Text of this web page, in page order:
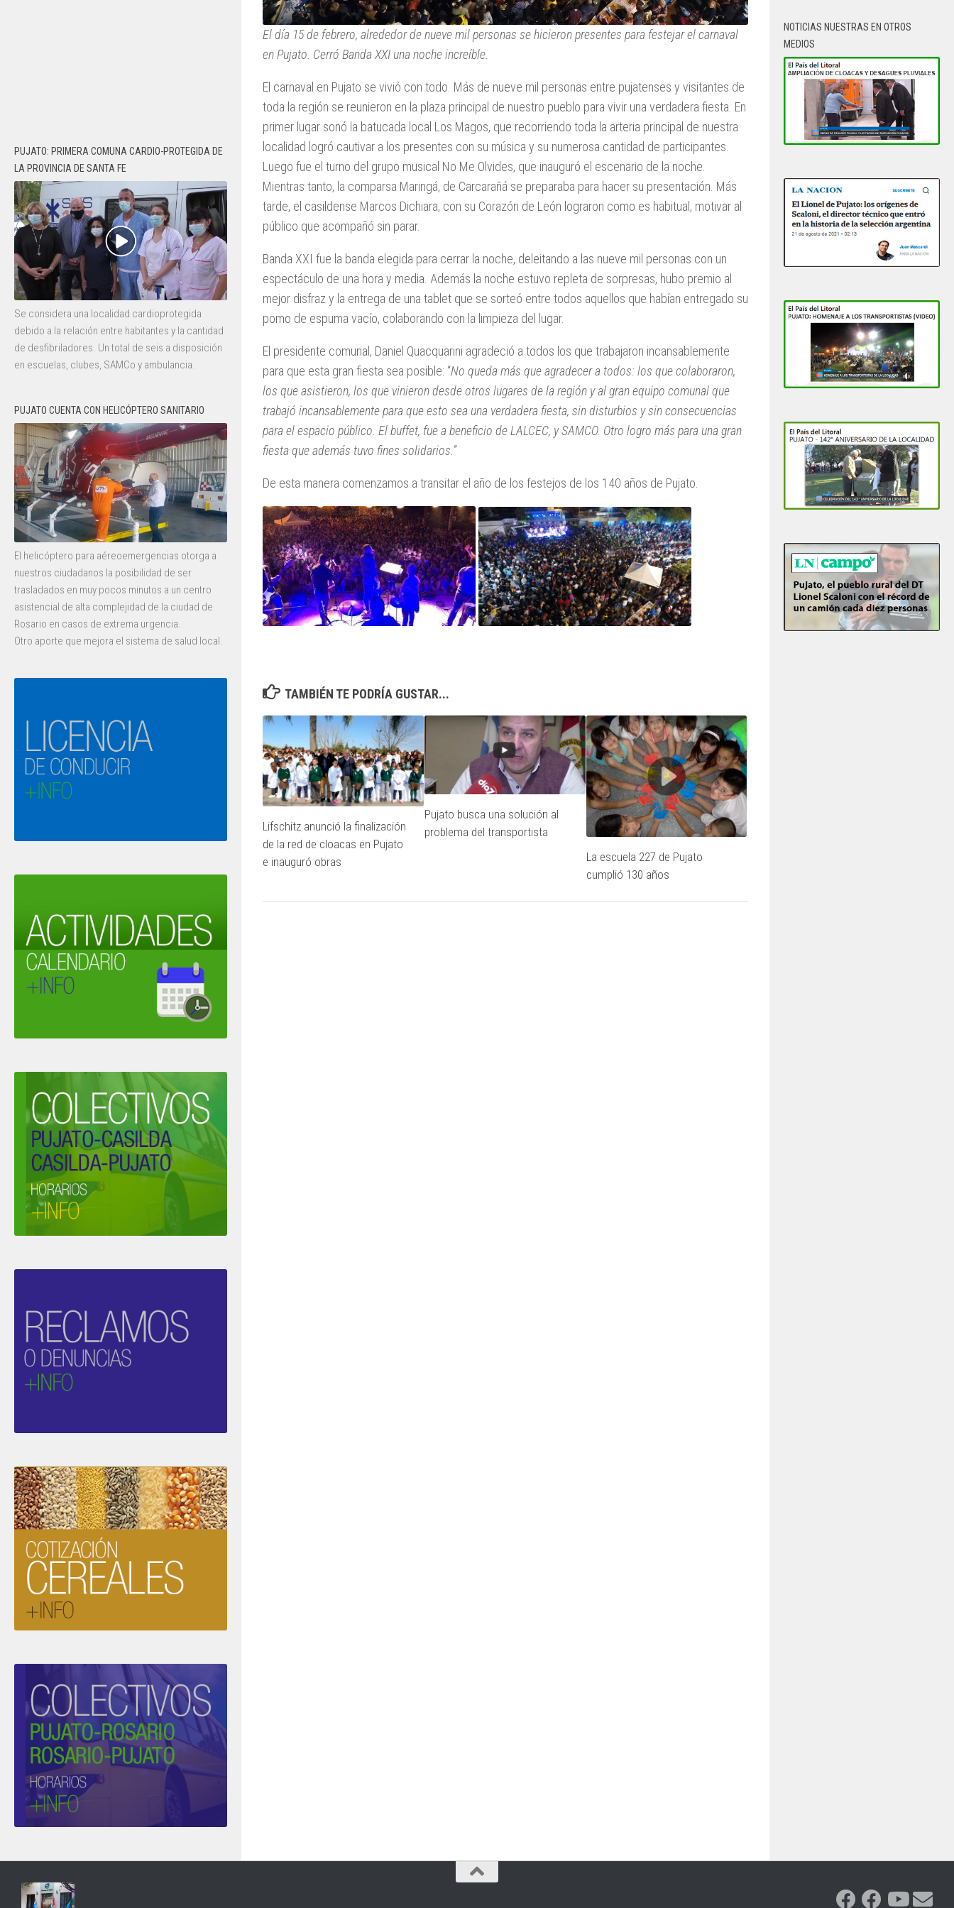
El día 15 de febrero, alrededor de nueve mil personas se hicieron presentes para festejar el carnaval
en Pujato. Cerró Banda XXI una noche increíble.
El carnaval en Pujato se vivió con todo. Más de nueve mil personas entre pujatenses y visitantes de
toda la región se reunieron en la plaza principal de nuestro pueblo para vivir una verdadera fiesta. En
primer lugar sonó la batucada local Los Magos, que recorriendo toda la arteria principal de nuestra
localidad logró cautivar a los presentes con su música y su numerosa cantidad de participantes.
Luego fue el turno del grupo musical No Me Olvides, que inauguró el escenario de la noche.
Mientras tanto, la comparsa Maringá, de Carcarañá se preparaba para hacer su presentación. Más
tarde, el casildense Marcos Dichiara, con su Corazón de León lograron como es habitual, motivar al
público que acompañó sin parar.
Banda XXI fue la banda elegida para cerrar la noche, deleitando a las nueve mil personas con un
espectáculo de una hora y media. Además la noche estuvo repleta de sorpresas, hubo premio al
mejor disfraz y la entrega de una tablet que se sorteó entre todos aquellos que habían entregado su
pomo de espuma vacío, colaborando con la limpieza del lugar.
El presidente comunal, Daniel Quacquarini agradeció a todos los que trabajaron incansablemente
para que esta gran fiesta sea posible: “No queda más que agradecer a todos: los que colaboraron,
los que asistieron, los que vinieron desde otros lugares de la región y al gran equipo comunal que
trabajó incansablemente para que esto sea una verdadera fiesta, sin disturbios y sin consecuencias
para el espacio público. El buffet, fue a beneficio de LALCEC, y SAMCO. Otro logro más para una gran
fiesta que además tuvo fines solidarios.”
De esta manera comenzamos a transitar el año de los festejos de los 140 años de Pujato.
TAMBIÉN TE PODRÍA GUSTAR...
Lifschitz anunció la finalización
de la red de cloacas en Pujato
e inauguró obras
Pujato busca una solución al
problema del transportista
La escuela 227 de Pujato
cumplió 130 años
PUJATO: PRIMERA COMUNA CARDIO-PROTEGIDA DE
LA PROVINCIA DE SANTA FE
Se considera una localidad cardioprotegida
debido a la relación entre habitantes y la cantidad
de desfibriladores. Un total de seis a disposición
en escuelas, clubes, SAMCo y ambulancia.
PUJATO CUENTA CON HELICÓPTERO SANITARIO
El helicóptero para aéreoemergencias otorga a
nuestros ciudadanos la posibilidad de ser
trasladados en muy pocos minutos a un centro
asistencial de alta complejidad de la ciudad de
Rosario en casos de extrema urgencia.
Otro aporte que mejora el sistema de salud local.
NOTICIAS NUESTRAS EN OTROS
MEDIOS